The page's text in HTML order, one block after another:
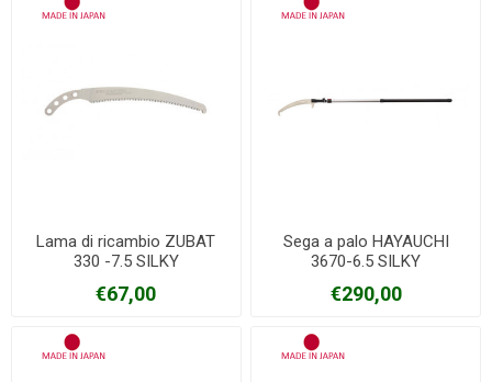
Lama di ricambio ZUBAT
330 -7.5 SILKY
€67,00
Sega a palo HAYAUCHI
3670-6.5 SILKY
€290,00